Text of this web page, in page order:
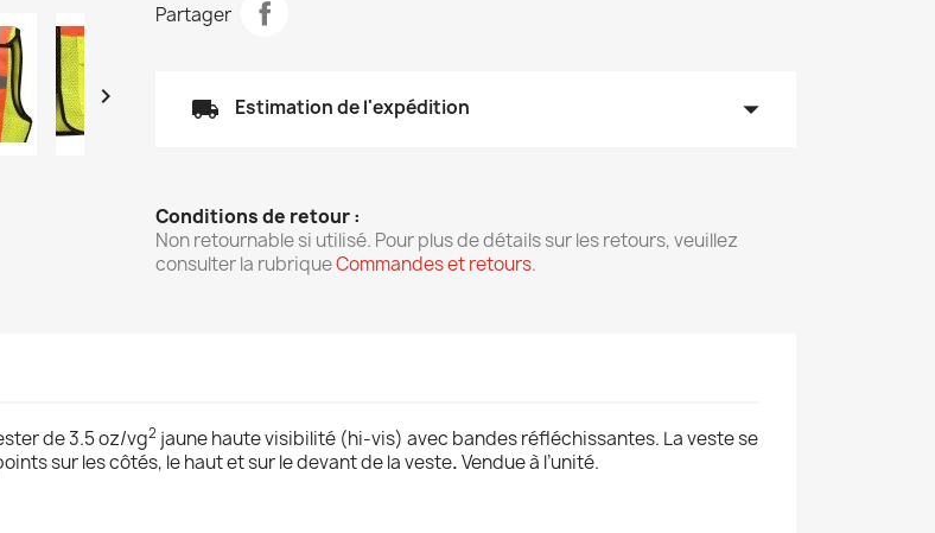

Partager
local_shipping Estimation de l'expédition arrow_drop_down
Conditions de retour :
Non retournable si utilisé. Pour plus de détails sur les retours, veuillez
consulter la rubriqueCommandes et retours.
de 3.5 oz/vg2 jaunehaute visibilité (hi-vis) avec bandes réfléchissantes. La veste se
sur les côtés, le haut et sur le devant de la veste.Vendue à l’unité.